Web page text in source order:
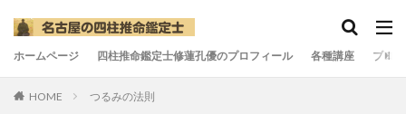
ホームページ 四柱推命鑑定士修蓮孔優のプロフィール 各種講座 ブログ
HOME つるみの法則